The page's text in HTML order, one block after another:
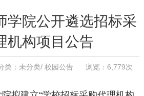
学院公开遴选招标采
机构项目公告
： 未分类/ 校园公告浏览：6,779次